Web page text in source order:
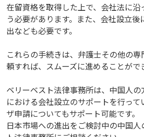
在留資格を取得した上で、会社法に
う必要があります。また、会社設立
出なども必要です。
これらの手続きは、弁護士その他の
頼すれば、スムーズに進めることがで
ベリーベスト法律事務所は、中国人
における会社設立のサポートを行って
ザ申請についてもサポート可能です。
日本市場への進出をご検討中の中国